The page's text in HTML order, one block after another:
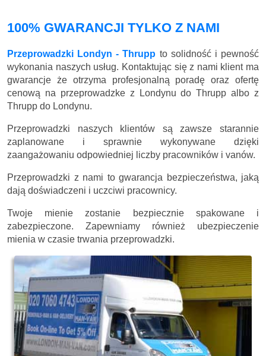
100% GWARANCJI TYLKO Z NAMI
Przeprowadzki Londyn - Thrupp to solidność i pewność
wykonania naszych usług. Kontaktując się z nami klient ma
gwarancje że otrzyma profesjonalną poradę oraz ofertę
cenową na przeprowadzke z Londynu do Thrupp albo z
Thrupp do Londynu.
Przeprowadzki naszych klientów są zawsze starannie
zaplanowane i sprawnie wykonywane dzięki
zaangażowaniu odpowiedniej liczby pracowników i vanów.
Przeprowadzki z nami to gwarancja bezpieczeństwa, jaką
dają doświadczeni i uczciwi pracownicy.
Twoje mienie zostanie bezpiecznie spakowane i
zabezpieczone. Zapewniamy również ubezpieczenie
mienia w czasie trwania przeprowadzki.